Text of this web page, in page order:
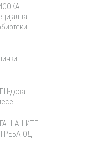
доза
НАШИТЕ
ОД